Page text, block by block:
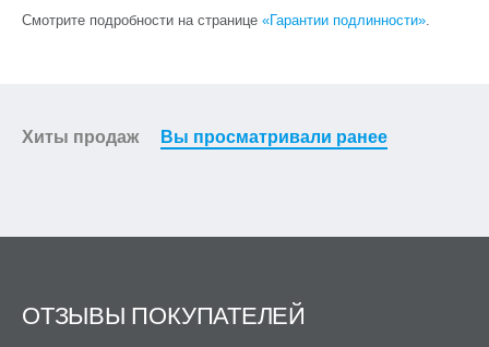
Смотрите подробности на странице «Гарантии подлинности».
Хиты продаж Вы просматривали ранее
ОТЗЫВЫ ПОКУПАТЕЛЕЙ